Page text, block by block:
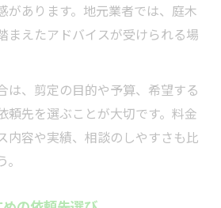
があります。地元業者では、庭木
まえたアドバイスが受けられる場
は、剪定の目的や予算、希望する
頼先を選ぶことが大切です。料金
内容や実績、相談のしやすさも比